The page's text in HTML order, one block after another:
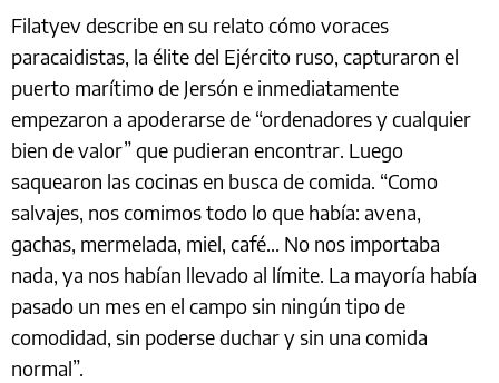
Filatyev describe en su relato cómo voraces
paracaidistas, la élite del Ejército ruso, capturaron el
puerto marítimo de Jersón e inmediatamente
empezaron a apoderarse de “ordenadores y cualquier
bien de valor” que pudieran encontrar. Luego
saquearon las cocinas en busca de comida. “Como
salvajes, nos comimos todo lo que había: avena,
gachas, mermelada, miel, café... No nos importaba
nada, ya nos habían llevado al límite. La mayoría había
pasado un mes en el campo sin ningún tipo de
comodidad, sin poderse duchar y sin una comida
normal”.